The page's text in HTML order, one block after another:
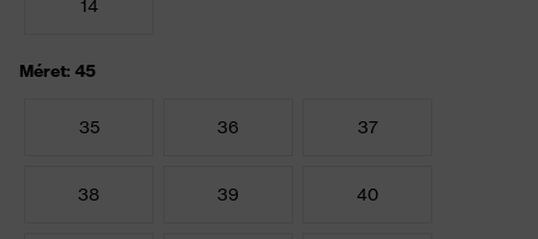
14
Méret: 45
35 36 37
38 39 40